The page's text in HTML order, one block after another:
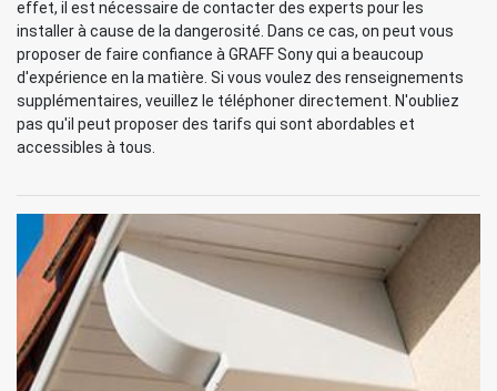
effet, il est nécessaire de contacter des experts pour les
installer à cause de la dangerosité. Dans ce cas, on peut vous
proposer de faire confiance à GRAFF Sony qui a beaucoup
d'expérience en la matière. Si vous voulez des renseignements
supplémentaires, veuillez le téléphoner directement. N'oubliez
pas qu'il peut proposer des tarifs qui sont abordables et
accessibles à tous.